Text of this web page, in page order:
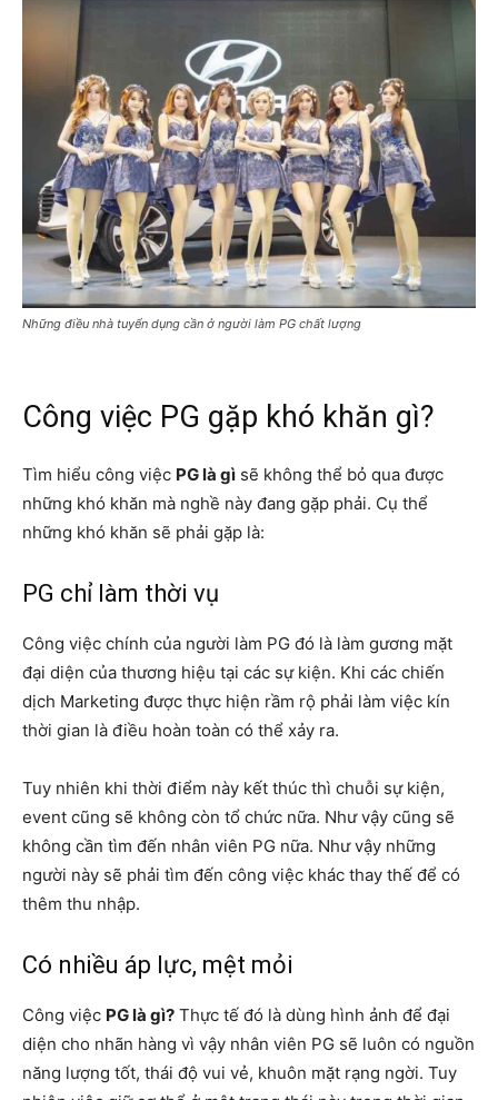
Những điều nhà tuyển dụng cần ở người làm PG chất lượng
Công việc PG gặp khó khăn gì?
Tìm hiểu công việc PG là gì sẽ không thể bỏ qua được
những khó khăn mà nghề này đang gặp phải. Cụ thể
những khó khăn sẽ phải gặp là:
PG chỉ làm thời vụ
Công việc chính của người làm PG đó là làm gương mặt
đại diện của thương hiệu tại các sự kiện. Khi các chiến
dịch Marketing được thực hiện rầm rộ phải làm việc kín
thời gian là điều hoàn toàn có thể xảy ra.
Tuy nhiên khi thời điểm này kết thúc thì chuỗi sự kiện,
event cũng sẽ không còn tổ chức nữa. Như vậy cũng sẽ
không cần tìm đến nhân viên PG nữa. Như vậy những
người này sẽ phải tìm đến công việc khác thay thế để có
thêm thu nhập.
Có nhiều áp lực, mệt mỏi
Công việc PG là gì? Thực tế đó là dùng hình ảnh để đại
diện cho nhãn hàng vì vậy nhân viên PG sẽ luôn có nguồn
năng lượng tốt, thái độ vui vẻ, khuôn mặt rạng ngời. Tuy